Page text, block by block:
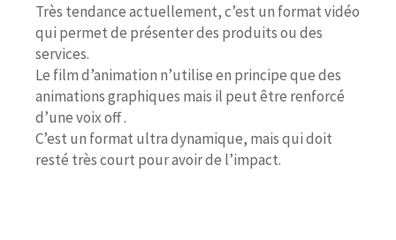
Très tendance actuellement, c’est un format vidéo
qui permet de présenter des produits ou des
services.
Le film d’animation n’utilise en principe que des
animations graphiques mais il peut être renforcé
d’une voix off .
C’est un format ultra dynamique, mais qui doit
resté très court pour avoir de l’impact.